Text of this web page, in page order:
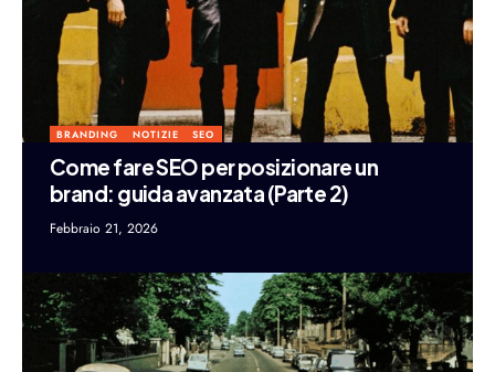
BRANDING NOTIZIE SEO
Come fare SEO per posizionare un
brand: guida avanzata (Parte 2)
Febbraio 21, 2026